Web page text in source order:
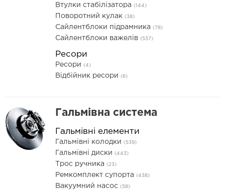
Втулки стабілізатора (144)
Поворотний кулак (38)
Сайлентблоки підрамника (78)
Сайлентблоки важелів (537)
Ресори
Ресори (4)
Відбійник ресори (6)
Гальмівна система
Гальмівні елементи
Гальмівні колодки (539)
Гальмівні диски (443)
Трос ручника (23)
Ремкомплект супорта (438)
Вакуумний насос (58)